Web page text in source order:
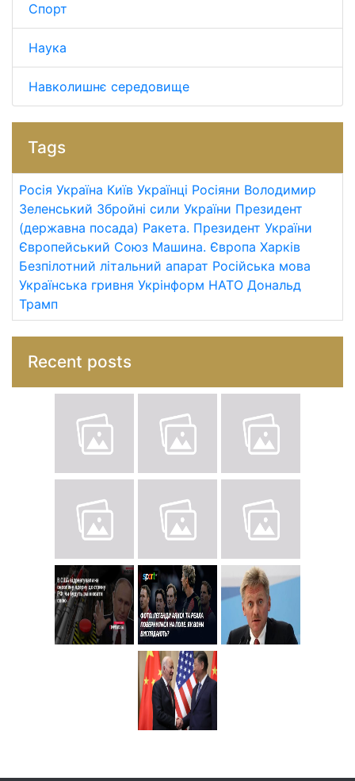
Спорт
Наука
Навколишнє середовище
Tags
Росія Україна Київ Українці Росіяни Володимир
Зеленський Збройні сили України Президент
(державна посада) Ракета. Президент України
Європейський Союз Машина. Європа Харків
Безпілотний літальний апарат Російська мова
Українська гривня Укрінформ НАТО Дональд
Трамп
Recent posts